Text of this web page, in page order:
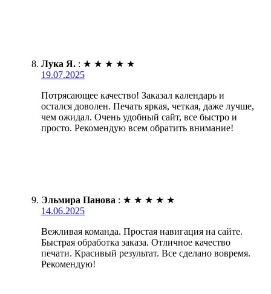
Лука Я. : ★ ★ ★ ★ ★
19.07.2025
Потрясающее качество! Заказал календарь и
остался доволен. Печать яркая, четкая, даже лучше,
чем ожидал. Очень удобный сайт, все быстро и
просто. Рекомендую всем обратить внимание!
Эльмира Панова : ★ ★ ★ ★ ★
14.06.2025
Вежливая команда. Простая навигация на сайте.
Быстрая обработка заказа. Отличное качество
печати. Красивый результат. Все сделано вовремя.
Рекомендую!